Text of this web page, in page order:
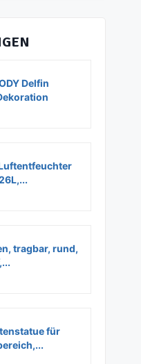
Delfin
tragbar, rund,
für